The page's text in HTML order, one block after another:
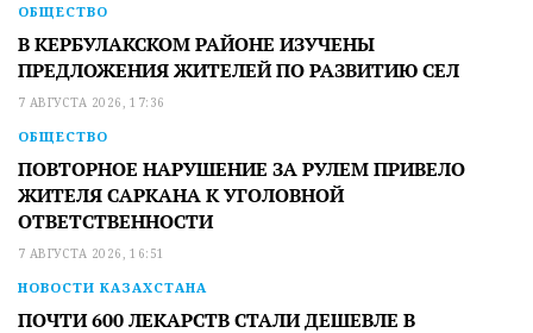
ОБЩЕСТВО
В КЕРБУЛАКСКОМ РАЙОНЕ ИЗУЧЕНЫ
ПРЕДЛОЖЕНИЯ ЖИТЕЛЕЙ ПО РАЗВИТИЮ СЕЛ
7 АВГУСТА 2026, 17:36
ОБЩЕСТВО
ПОВТОРНОЕ НАРУШЕНИЕ ЗА РУЛЕМ ПРИВЕЛО
ЖИТЕЛЯ САРКАНА К УГОЛОВНОЙ
ОТВЕТСТВЕННОСТИ
7 АВГУСТА 2026, 16:51
НОВОСТИ КАЗАХСТАНА
ПОЧТИ 600 ЛЕКАРСТВ СТАЛИ ДЕШЕВЛЕ В